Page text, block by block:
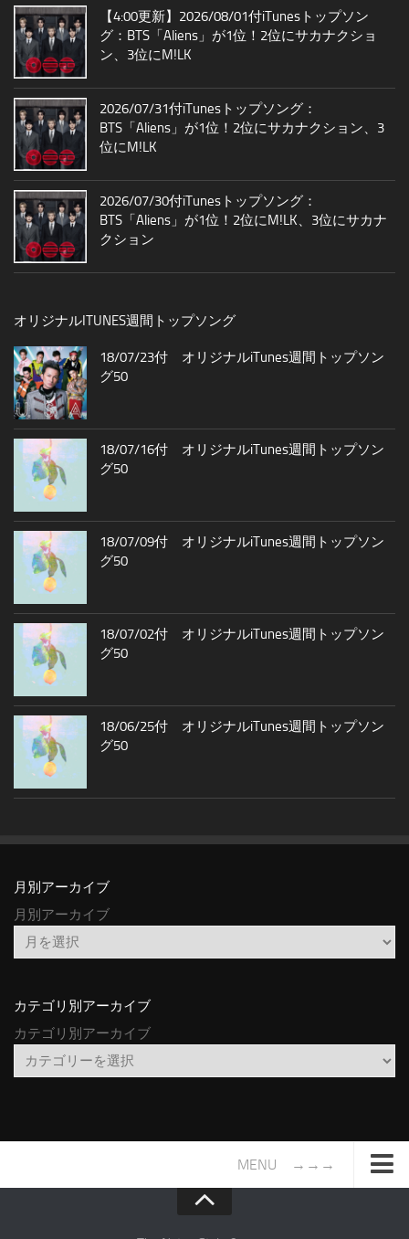
【4:00更新】2026/08/01付iTunesトップソン
グ：BTS「Aliens」が1位！2位にサカナクショ
ン、3位にM!LK
2026/07/31付iTunesトップソング：
BTS「Aliens」が1位！2位にサカナクション、3
位にM!LK
2026/07/30付iTunesトップソング：
BTS「Aliens」が1位！2位にM!LK、3位にサカナ
クション
オリジナルITUNES週間トップソング
18/07/23付 オリジナルiTunes週間トップソン
グ50
18/07/16付 オリジナルiTunes週間トップソン
グ50
18/07/09付 オリジナルiTunes週間トップソン
グ50
18/07/02付 オリジナルiTunes週間トップソン
グ50
18/06/25付 オリジナルiTunes週間トップソン
グ50
月別アーカイブ
月別アーカイブ
カテゴリ別アーカイブ
カテゴリ別アーカイブ
MENU →→→